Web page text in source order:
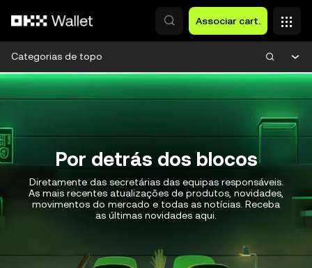
Associar cart.
Categorias de topo
Por detrás dos blocos
Diretamente das secretárias das equipas responsáveis.
As mais recentes atualizações de produtos, novidades,
movimentos do mercado e todas as notícias. Receba
as últimas novidades aqui.